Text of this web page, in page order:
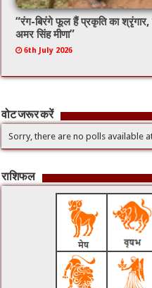
“रंग-बिरंगे फूल हैं प्रकृति का श्रृंगार,
अमर सिंह मीणा”
6th July 2026
वोट जरूर करें
Sorry, there are no polls available
राशिफल